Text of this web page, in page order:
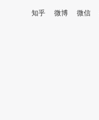
知乎 微博 微信